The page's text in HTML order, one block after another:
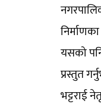
यसको
प्रस्तुत
भट्टराई